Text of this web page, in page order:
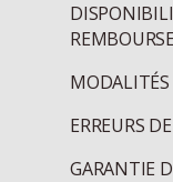
ERREURS
GARANTIE